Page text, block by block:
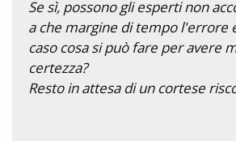
Se sì, possono gli esperti non
a che margine di tempo l'errore
caso cosa si può fare per avere
certezza?
Resto in attesa di un cortese